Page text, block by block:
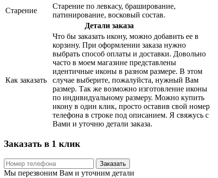
Старение
Старение по левкасу, браширование,
патинирование, восковый состав.
Детали заказа
Как заказать
Что бы заказать икону, можно добавить ее в
корзину. При оформлении заказа нужно
выбрать способ оплаты и доставки. Довольно
часто в моем магазине представлены
идентичные иконы в разном размере. В этом
случае выберите, пожалуйста, нужный Вам
размер. Так же возможно изготовление иконы
по индивидуальному размеру. Можно купить
икону в один клик, просто оставив свой номер
телефона в строке под описанием. Я свяжусь с
Вами и уточню детали заказа.
Заказать в 1 клик
Заказать
Мы перезвоним Вам и уточним детали